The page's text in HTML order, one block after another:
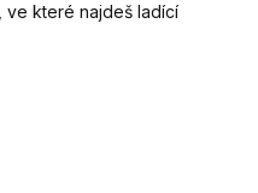
ve které najdeš ladící